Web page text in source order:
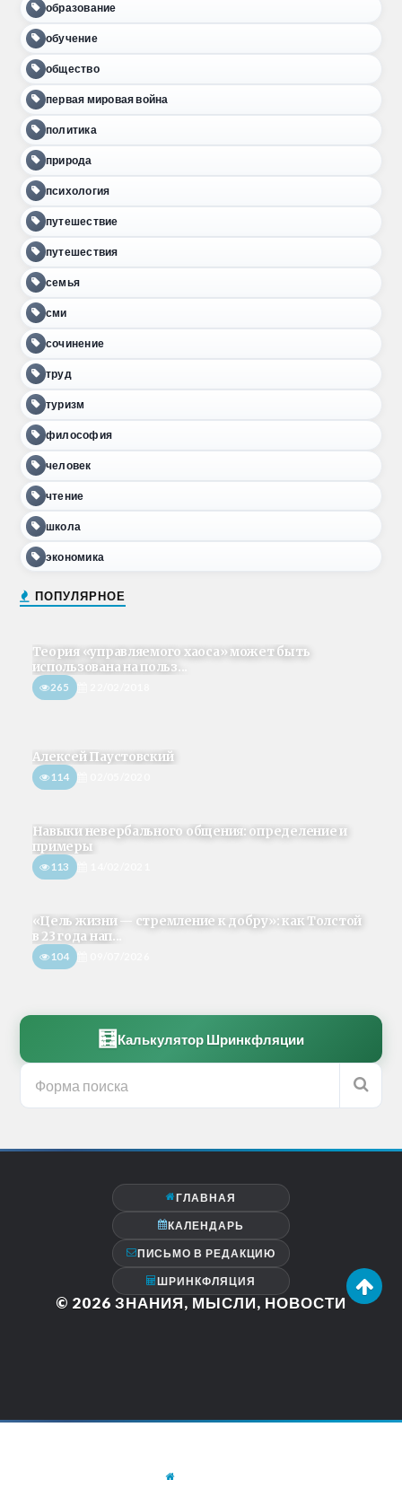
образование
обучение
общество
первая мировая война
политика
природа
психология
путешествие
путешествия
семья
сми
сочинение
труд
туризм
философия
человек
чтение
школа
экономика
ПОПУЛЯРНОЕ
Теория «управляемого хаоса» может быть
использована на польз...
265
Алексей Паустовский
114
Навыки невербального общения: определение и
примеры
113
«Цель жизни — стремление к добру»: как Толстой
в 23 года нап...
104
🧮 Калькулятор Шринкфляции
ГЛАВНАЯ
КАЛЕНДАРЬ
ПИСЬМО В РЕДАКЦИЮ
ШРИНКФЛЯЦИЯ
© 2026 ЗНАНИЯ, МЫСЛИ, НОВОСТИ